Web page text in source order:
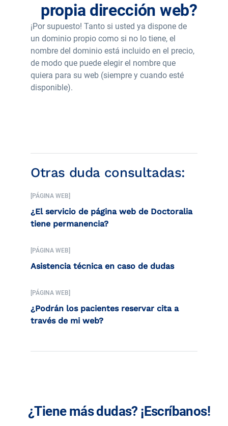
propia dirección web?
¡Por supuesto! Tanto si usted ya dispone de
un dominio propio como si no lo tiene, el
nombre del dominio está incluido en el precio,
de modo que puede elegir el nombre que
quiera para su web (siempre y cuando esté
disponible).
Otras duda consultadas:
[PÁGINA WEB]
¿El servicio de página web de Doctoralia
tiene permanencia?
[PÁGINA WEB]
Asistencia técnica en caso de dudas
[PÁGINA WEB]
¿Podrán los pacientes reservar cita a
través de mi web?
¿Tiene más dudas? ¡Escríbanos!